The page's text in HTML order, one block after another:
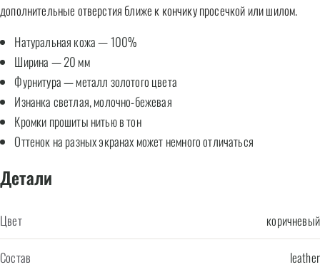
дополнительные отверстия ближе к кончику просечкой или шилом.
Натуральная кожа — 100%
Ширина — 20 мм
Фурнитура — металл золотого цвета
Изнанка светлая, молочно-бежевая
Кромки прошиты нитью в тон
Оттенок на разных экранах может немного отличаться
Детали
Цвет коричневый
Состав leather